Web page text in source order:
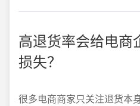
高退货率会给电商
损失？
很多电商商家只关注退货本